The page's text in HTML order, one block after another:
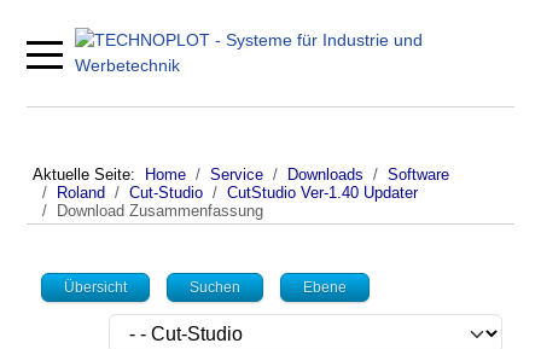
Mobile Menu Toggle
Aktuelle Seite: Home Service Downloads
Software
Roland
Cut-Studio
CutStudio Ver-1.40 Updater
Download Zusammenfassung
Übersicht Suchen Ebene